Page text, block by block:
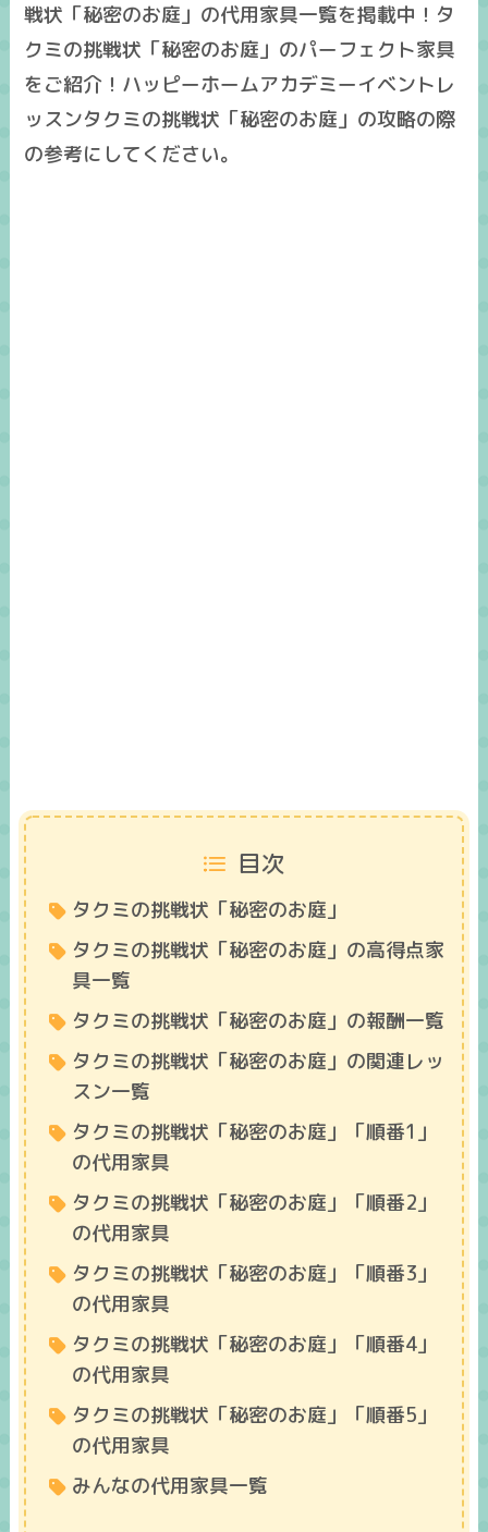
戦状「秘密のお庭」の代用家具一覧を掲載中！タ
クミの挑戦状「秘密のお庭」のパーフェクト家具
をご紹介！ハッピーホームアカデミーイベントレ
ッスンタクミの挑戦状「秘密のお庭」の攻略の際
の参考にしてください。
目次
タクミの挑戦状「秘密のお庭」
タクミの挑戦状「秘密のお庭」の高得点家
具一覧
タクミの挑戦状「秘密のお庭」の報酬一覧
タクミの挑戦状「秘密のお庭」の関連レッ
スン一覧
タクミの挑戦状「秘密のお庭」「順番1」
の代用家具
タクミの挑戦状「秘密のお庭」「順番2」
の代用家具
タクミの挑戦状「秘密のお庭」「順番3」
の代用家具
タクミの挑戦状「秘密のお庭」「順番4」
の代用家具
タクミの挑戦状「秘密のお庭」「順番5」
の代用家具
みんなの代用家具一覧